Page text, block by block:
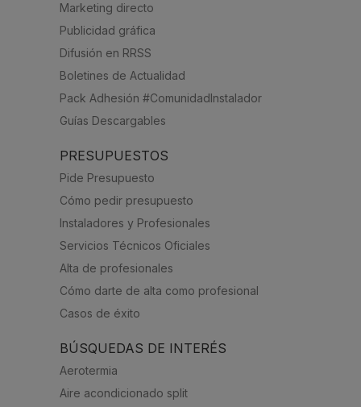
Marketing directo
Publicidad gráfica
Difusión en RRSS
Boletines de Actualidad
Pack Adhesión #ComunidadInstalador
Guías Descargables
PRESUPUESTOS
Pide Presupuesto
Cómo pedir presupuesto
Instaladores y Profesionales
Servicios Técnicos Oficiales
Alta de profesionales
Cómo darte de alta como profesional
Casos de éxito
BÚSQUEDAS DE INTERÉS
Aerotermia
Aire acondicionado split